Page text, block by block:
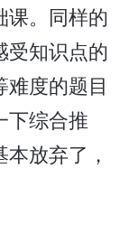
课。同样的
受知识点的
度的题目
下综合推
放弃了，